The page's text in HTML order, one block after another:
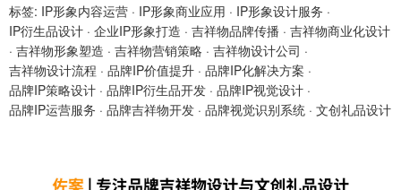
标签: IP形象内容运营 · IP形象商业应用 · IP形象设计服务 ·
IP衍生品设计 · 企业IP形象打造 · 吉祥物品牌传播 · 吉祥物商业化设计
· 吉祥物形象塑造 · 吉祥物营销策略 · 吉祥物设计公司 ·
吉祥物设计流程 · 品牌IP价值提升 · 品牌IP化解决方案 ·
品牌IP策略设计 · 品牌IP衍生品开发 · 品牌IP视觉设计 ·
品牌IP运营服务 · 品牌吉祥物开发 · 品牌视觉识别系统 · 文创礼品设计